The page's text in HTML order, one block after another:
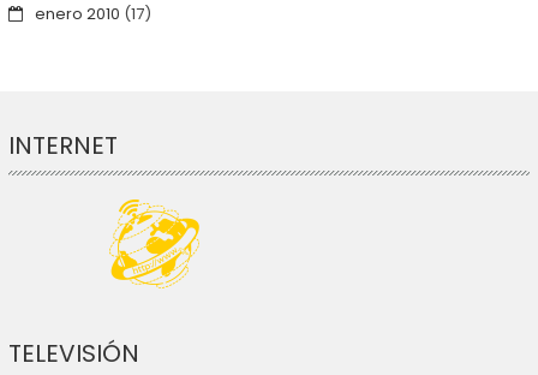
enero 2010 (17)
INTERNET
TELEVISIÓN